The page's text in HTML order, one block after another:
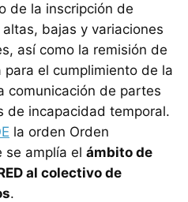
de la inscripción de
bajas y variaciones
así como la remisión de
el cumplimiento de la
comunicación de partes
de incapacidad temporal.
la orden Orden
se amplía el ámbito de
al colectivo de
.